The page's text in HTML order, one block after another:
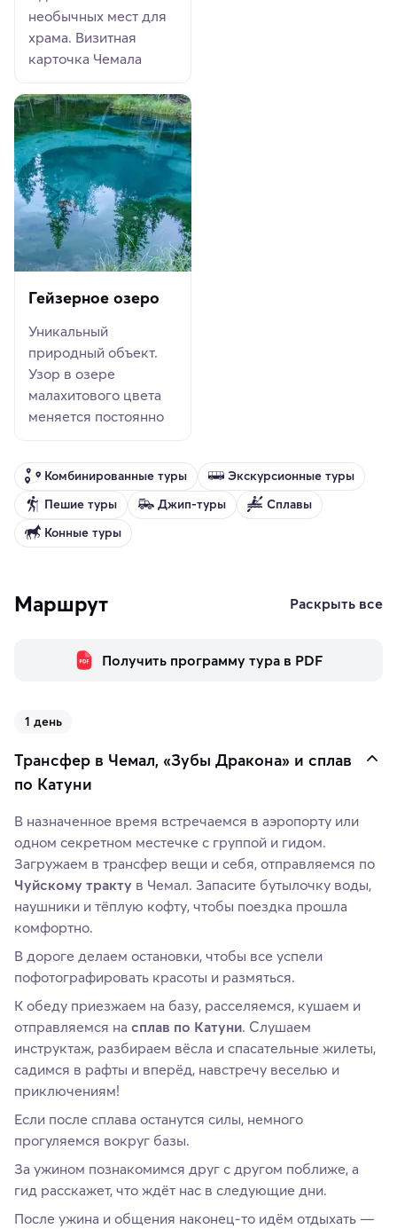
необычных мест для
храма. Визитная
карточка Чемала
Гейзерное озеро
Уникальный
природный объект.
Узор в озере
малахитового цвета
меняется постоянно
Комбинированные туры
Экскурсионные туры
Пешие туры
Джип-туры
Сплавы
Конные туры
Маршрут Раскрыть все
Получить программу тура в PDF
1 день
Трансфер в Чемал, «Зубы Дракона» и сплав
по Катуни
В назначенное время встречаемся в аэропорту или
одном секретном местечке с группой и гидом.
Загружаем в трансфер вещи и себя, отправляемся по
Чуйскому тракту в Чемал. Запасите бутылочку воды,
наушники и тёплую кофту, чтобы поездка прошла
комфортно.
В дороге делаем остановки, чтобы все успели
пофотографировать красоты и размяться.
К обеду приезжаем на базу, расселяемся, кушаем и
отправляемся на сплав по Катуни. Слушаем
инструктаж, разбираем вёсла и спасательные жилеты,
садимся в рафты и вперёд, навстречу веселью и
приключениям!
Если после сплава останутся силы, немного
прогуляемся вокруг базы.
За ужином познакомимся друг с другом поближе, а
гид расскажет, что ждёт нас в следующие дни.
После ужина и общения наконец-то идём отдыхать —